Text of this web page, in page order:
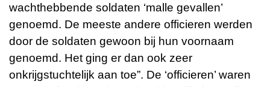
wachthebbende soldaten ‘malle gevallen’
genoemd. De meeste andere officieren werden
door de soldaten gewoon bij hun voornaam
genoemd. Het ging er dan ook zeer
onkrijgstuchtelijk aan toe”. De ‘officieren’ waren